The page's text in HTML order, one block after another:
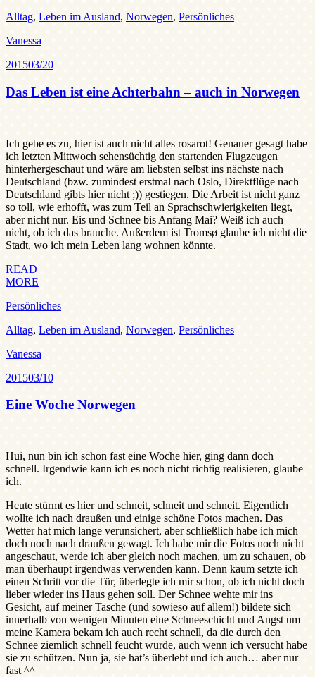
Alltag, Leben im Ausland, Norwegen, Persönliches
Vanessa
201503/20
Das Leben ist eine Achterbahn – auch in Norwegen
Ich gebe es zu, hier ist auch nicht alles rosarot! Genauer gesagt habe
ich letzten Mittwoch sehensüchtig den startenden Flugzeugen
hinterhergeschaut und wäre am liebsten selbst ins nächste nach
Deutschland (bzw. zumindest erstmal nach Oslo, Direktflüge nach
Deutschland gibts hier nicht ;)) gestiegen. Die Arbeit ist nicht ganz
so toll, wie erhofft, was zum Teil an Sprachschwierigkeiten liegt,
aber nicht nur. Eis und Schnee bis Anfang Mai? Weiß ich auch
nicht, ob ich das brauche. Außerdem ist Tromsø glaube ich nicht die
Stadt, wo ich mein Leben lang wohnen könnte.
READ
MORE
Persönliches
Alltag, Leben im Ausland, Norwegen, Persönliches
Vanessa
201503/10
Eine Woche Norwegen
Hui, nun bin ich schon fast eine Woche hier, ging dann doch
schnell. Irgendwie kann ich es noch nicht richtig realisieren, glaube
ich.
Heute stürmt es hier und schneit, schneit und schneit. Eigentlich
wollte ich nach draußen und einige schöne Fotos machen. Das
Wetter hat mich lange verunsichert, aber schließlich habe ich mich
doch noch nach draußen gewagt. Ich habe mir die Fotos noch nicht
angeschaut, werde ich aber gleich noch machen, um zu schauen, ob
man überhaupt irgendwas verwenden kann. Denn kaum setzte ich
einen Schritt vor die Tür, überlegte ich mir schon, ob ich nicht doch
lieber wieder ins Haus gehen soll. Der Schnee wehte mir ins
Gesicht, auf meiner Tasche (und sowieso auf allem!) bildete sich
innerhalb von wenigen Minuten eine Schneeschicht und Angst um
meine Kamera bekam ich auch recht schnell, da die durch den
Schnee ziemlich schnell feucht wurde, auch wenn ich versucht habe
sie zu schützen. Nun ja, sie hat’s überlebt und ich auch… aber nur
fast ^^